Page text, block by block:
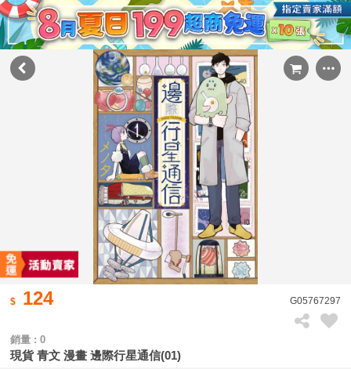
124 G05767297
銷量 : 0
現貨 青文 漫畫 邊際行星通信(01)